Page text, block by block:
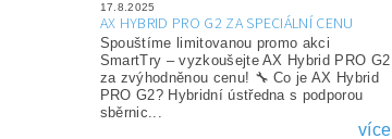
17.8.2025
AX HYBRID PRO G2 ZA SPECIÁLNÍ CENU
Spouštíme limitovanou promo akci
SmartTry – vyzkoušejte AX Hybrid PRO G2
za zvýhodněnou cenu! 🔧 Co je AX Hybrid
PRO G2? Hybridní ústředna s podporou
sběrnic...
více